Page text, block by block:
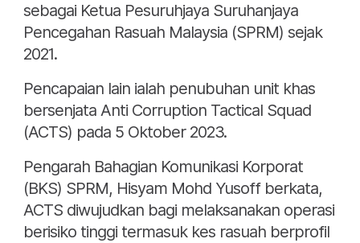
sebagai Ketua Pesuruhjaya Suruhanjaya
Pencegahan Rasuah Malaysia (SPRM) sejak
2021.
Pencapaian lain ialah penubuhan unit khas
bersenjata Anti Corruption Tactical Squad
(ACTS) pada 5 Oktober 2023.
Pengarah Bahagian Komunikasi Korporat
(BKS) SPRM, Hisyam Mohd Yusoff berkata,
ACTS diwujudkan bagi melaksanakan operasi
berisiko tinggi termasuk kes rasuah berprofil